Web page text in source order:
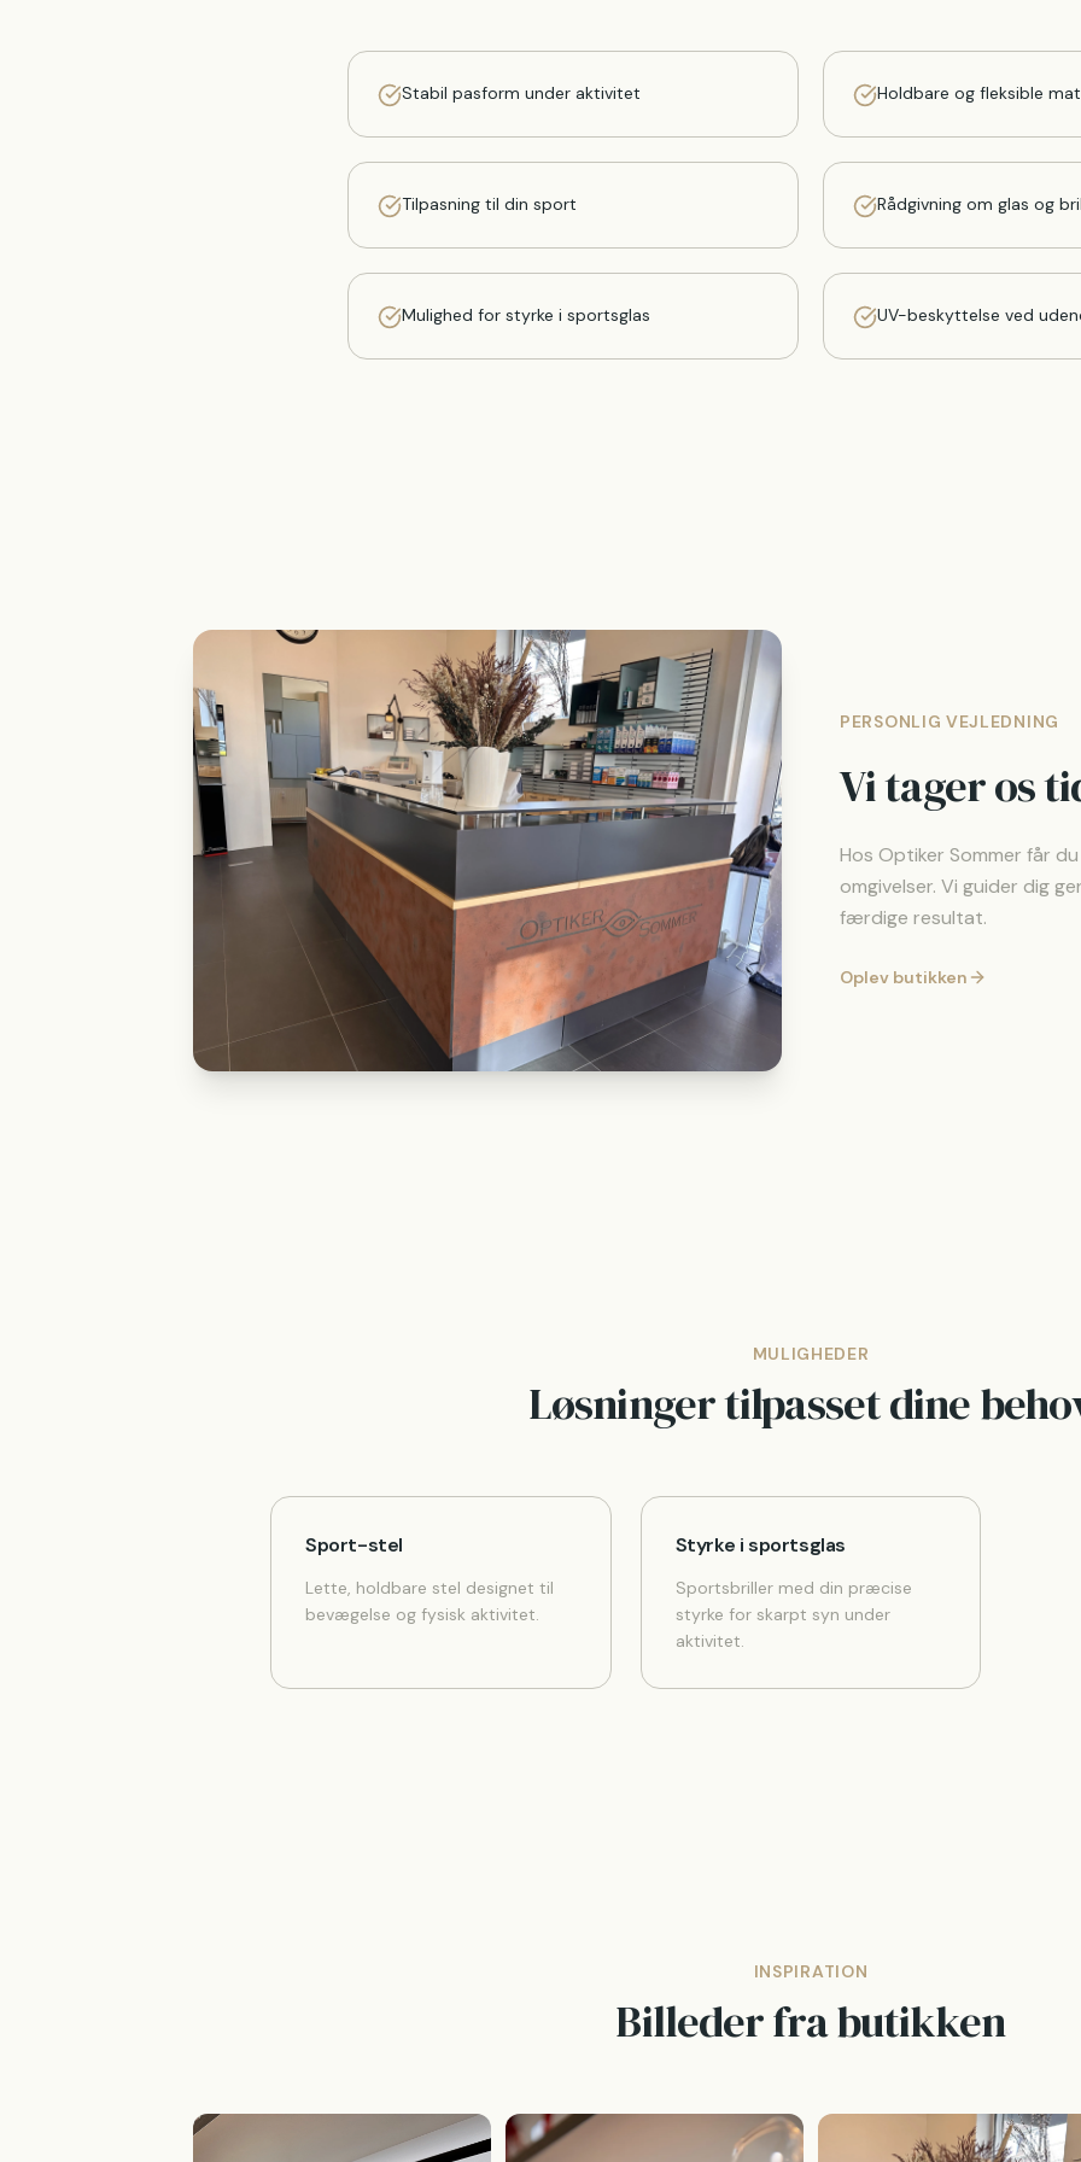
Stabil pasform under aktivitet Holdbare og fleksible
Tilpasning til din sport Rådgivning om glas og
Mulighed for styrke i sportsglas UV-beskyttelse ved
PERSONLIG VEJLEDNING
Vi tager os
Hos Optiker Sommer får
omgivelser. Vi guider dig
færdige resultat.
Oplev butikken
MULIGHEDER
Løsninger tilpasset dine
Sport-stel
Lette, holdbare stel designet til
bevægelse og fysisk aktivitet.
Styrke i sportsglas
Sportsbriller med din præcise
styrke for skarpt syn under
aktivitet.
INSPIRATION
Billeder fra butikken